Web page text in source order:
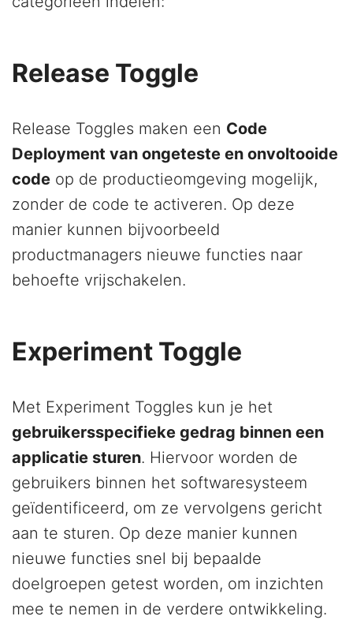
Release Toggle
Release Toggles maken een Code
Deployment van ongeteste en onvoltooide
code op de productieomgeving mogelijk,
zonder de code te activeren. Op deze
manier kunnen bijvoorbeeld
productmanagers nieuwe functies naar
behoefte vrijschakelen.
Experiment Toggle
Met Experiment Toggles kun je het
gebruikersspecifieke gedrag binnen een
applicatie sturen. Hiervoor worden de
gebruikers binnen het softwaresysteem
geïdentificeerd, om ze vervolgens gericht
aan te sturen. Op deze manier kunnen
nieuwe functies snel bij bepaalde
doelgroepen getest worden, om inzichten
mee te nemen in de verdere ontwikkeling.